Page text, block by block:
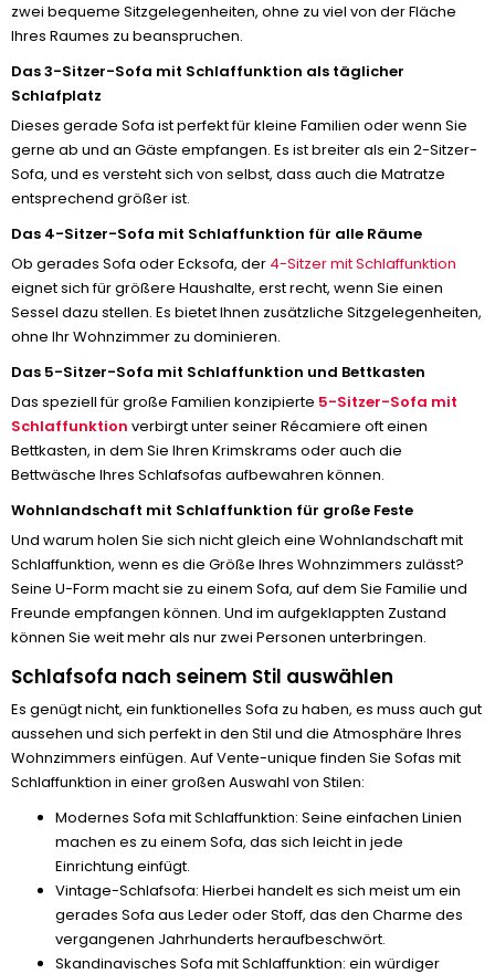
zwei bequeme Sitzgelegenheiten, ohne zu viel von der Fläche
Ihres Raumes zu beanspruchen.
Das 3-Sitzer-Sofa mit Schlaffunktion als täglicher
Schlafplatz
Dieses gerade Sofa ist perfekt für kleine Familien oder wenn Sie
gerne ab und an Gäste empfangen. Es ist breiter als ein 2-Sitzer-
Sofa, und es versteht sich von selbst, dass auch die Matratze
entsprechend größer ist.
Das 4-Sitzer-Sofa mit Schlaffunktion für alle Räume
Ob gerades Sofa oder Ecksofa, der 4-Sitzer mit Schlaffunktion
eignet sich für größere Haushalte, erst recht, wenn Sie einen
Sessel dazu stellen. Es bietet Ihnen zusätzliche Sitzgelegenheiten,
ohne Ihr Wohnzimmer zu dominieren.
Das 5-Sitzer-Sofa mit Schlaffunktion und Bettkasten
Das speziell für große Familien konzipierte 5-Sitzer-Sofa mit
Schlaffunktion verbirgt unter seiner Récamiere oft einen
Bettkasten, in dem Sie Ihren Krimskrams oder auch die
Bettwäsche Ihres Schlafsofas aufbewahren können.
Wohnlandschaft mit Schlaffunktion für große Feste
Und warum holen Sie sich nicht gleich eine Wohnlandschaft mit
Schlaffunktion, wenn es die Größe Ihres Wohnzimmers zulässt?
Seine U-Form macht sie zu einem Sofa, auf dem Sie Familie und
Freunde empfangen können. Und im aufgeklappten Zustand
können Sie weit mehr als nur zwei Personen unterbringen.
Schlafsofa nach seinem Stil auswählen
Es genügt nicht, ein funktionelles Sofa zu haben, es muss auch gut
aussehen und sich perfekt in den Stil und die Atmosphäre Ihres
Wohnzimmers einfügen. Auf Vente-unique finden Sie Sofas mit
Schlaffunktion in einer großen Auswahl von Stilen:
Modernes Sofa mit Schlaffunktion: Seine einfachen Linien
machen es zu einem Sofa, das sich leicht in jede
Einrichtung einfügt.
Vintage-Schlafsofa: Hierbei handelt es sich meist um ein
gerades Sofa aus Leder oder Stoff, das den Charme des
vergangenen Jahrhunderts heraufbeschwört.
Skandinavisches Sofa mit Schlaffunktion: ein würdiger